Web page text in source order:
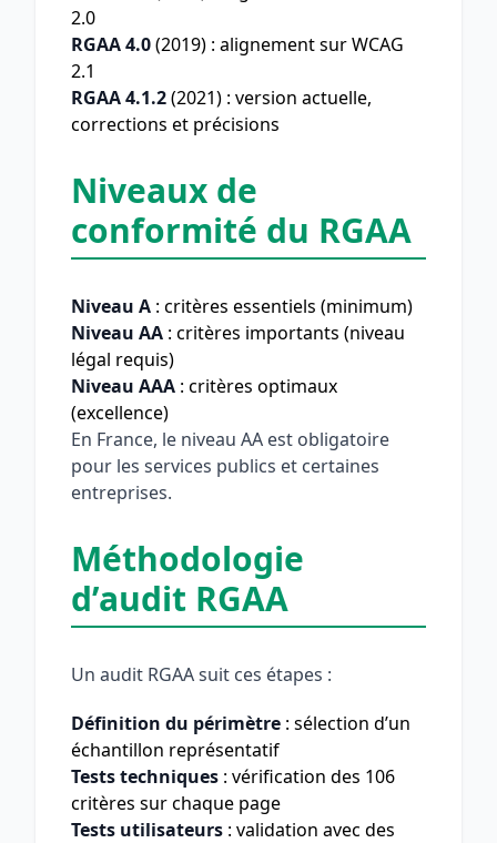
2.0
RGAA 4.0(2019) : alignement sur WCAG
2.1
RGAA 4.1.2(2021) : version actuelle,
corrections et précisions
Niveaux de
conformité du RGAA
Niveau A : critères essentiels (minimum)
Niveau AA : critères importants (niveau
légal requis)
Niveau AAA : critères optimaux
(excellence)
En France, le niveau AA est obligatoire
pour les services publics et certaines
entreprises.
Méthodologie
d’audit RGAA
Un audit RGAA suit ces étapes :
Définition du périmètre : sélection d’un
échantillon représentatif
Tests techniques : vérification des 106
critères sur chaque page
Tests utilisateurs : validation avec des